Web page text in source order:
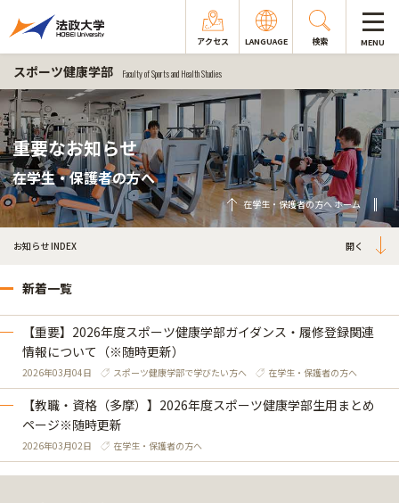
アクセス LANGUAGE 検索 MENU
スポーツ健康学部 Faculty of Sports and Health Studies
重要なお知らせ
在学生・保護者の方へ
在学生・保護者の方へ ホーム
お知らせ INDEX
新着一覧
【重要】2026年度スポーツ健康学部ガイダンス・履修登録関連
情報について（※随時更新）
2026年03月04日 スポーツ健康学部で学びたい方へ 在学生・保護者の方へ
【教職・資格（多摩）】2026年度スポーツ健康学部生用まとめ
ページ※随時更新
2026年03月02日 在学生・保護者の方へ